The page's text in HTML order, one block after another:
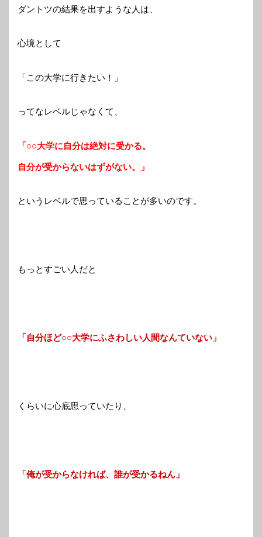
ダントツの結果を出すような人は、
心境として
「この大学に行きたい！」
ってなレベルじゃなくて、
「○○大学に自分は絶対に受かる。
自分が受からないはずがない。」
というレベルで思っていることが多いのです。
もっとすごい人だと
「自分ほど○○大学にふさわしい人間なんていない」
くらいに心底思っていたり、
「俺が受からなければ、誰が受かるねん」